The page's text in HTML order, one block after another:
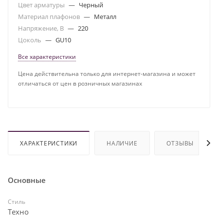
Цвет арматуры — Черный
Материал плафонов — Металл
Напряжение, В — 220
Цоколь — GU10
Все характеристики
Цена действительна только для интернет-магазина и может
отличаться от цен в розничных магазинах
ХАРАКТЕРИСТИКИ НАЛИЧИЕ ОТЗЫВЫ
Основные
Стиль
Техно